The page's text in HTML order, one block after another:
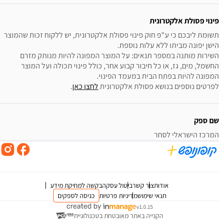
פינוי פסולת אלקטרונית
לפרטים נוספים בנושא פסולת אלקטרונית לחצו כאן.
שם ספק
המרכז הישראלי לסחר
אודותצור קשרביטול עסקהבקשה למחיקת מידע
תנאי שימושמדיניות פרטיות כניסה לספקים
v1.0.15
הקנייה באתר מאובטחת בטכנולוגיית